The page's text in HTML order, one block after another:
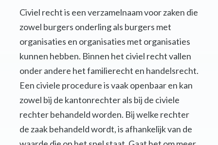
Civiel recht is een verzamelnaam voor zaken die
zowel burgers onderling als burgers met
organisaties en organisaties met organisaties
kunnen hebben. Binnen het civiel recht vallen
onder andere het familierecht en handelsrecht.
Een civiele procedure is vaak openbaar en kan
zowel bij de kantonrechter als bij de civiele
rechter behandeld worden. Bij welke rechter
de zaak behandeld wordt, is afhankelijk van de